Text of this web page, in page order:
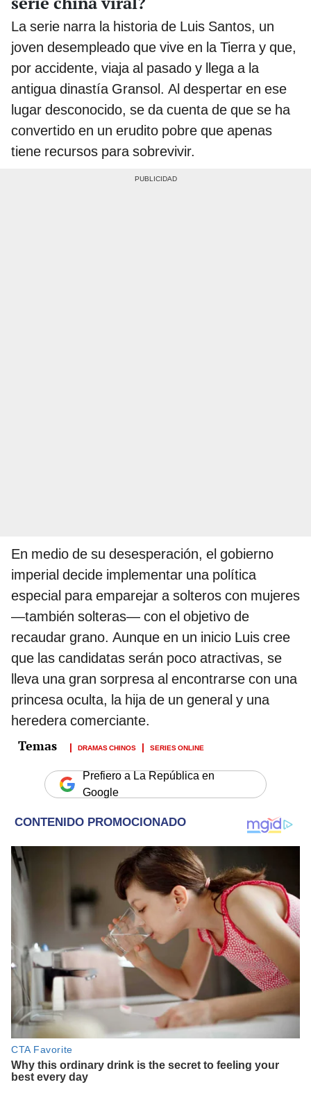
La serie narra la historia de Luis Santos, un
joven desempleado que vive en la Tierra y que,
por accidente, viaja al pasado y llega a la
antigua dinastía Gransol. Al despertar en ese
lugar desconocido, se da cuenta de que se ha
convertido en un erudito pobre que apenas
tiene recursos para sobrevivir.
En medio de su desesperación, el gobierno
imperial decide implementar una política
especial para emparejar a solteros con mujeres
—también solteras— con el objetivo de
recaudar grano. Aunque en un inicio Luis cree
que las candidatas serán poco atractivas, se
lleva una gran sorpresa al encontrarse con una
princesa oculta, la hija de un general y una
heredera comerciante.
DRAMAS CHINOS SERIES ONLINE
Prefiero a La República en
Google